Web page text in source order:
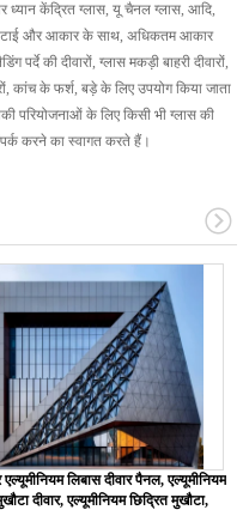
ध्यान केंद्रित ग्लास, यू चैनल ग्लास, आदि,
और आकार के साथ, अधिकतम आकार
की दीवारों, ग्लास मकड़ी बाहरी दीवारों,
कांच के फर्श, बड़े के लिए उपयोग किया जाता
परियोजनाओं के लिए किसी भी ग्लास की
करने का स्वागत करते हैं।
एल्यूमीनियम लिबास दीवार पैनल, एल्यूमीनियम
दीवार, एल्यूमीनियम छिद्रित मुखौटा,